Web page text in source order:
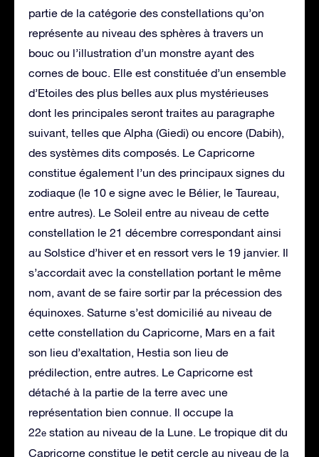
partie de la catégorie des constellations qu’on
représente au niveau des sphères à travers un
bouc ou l’illustration d’un monstre ayant des
cornes de bouc. Elle est constituée d’un ensemble
d’Etoiles des plus belles aux plus mystérieuses
dont les principales seront traites au paragraphe
suivant, telles que Alpha (Giedi) ou encore (Dabih),
des systèmes dits composés. Le Capricorne
constitue également l’un des principaux signes du
zodiaque (le 10 e signe avec le Bélier, le Taureau,
entre autres). Le Soleil entre au niveau de cette
constellation le 21 décembre correspondant ainsi
au Solstice d’hiver et en ressort vers le 19 janvier. Il
s’accordait avec la constellation portant le même
nom, avant de se faire sortir par la précession des
équinoxes. Saturne s’est domicilié au niveau de
cette constellation du Capricorne, Mars en a fait
son lieu d’exaltation, Hestia son lieu de
prédilection, entre autres. Le Capricorne est
détaché à la partie de la terre avec une
représentation bien connue. Il occupe la
22e station au niveau de la Lune. Le tropique dit du
Capricorne constitue le petit cercle au niveau de la